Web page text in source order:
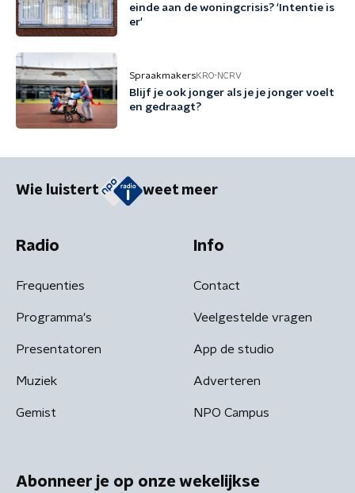
einde aan de woningcrisis? 'Intentie is
er'
SpraakmakersKRO-NCRV
Blijf je ook jonger als je je jonger voelt
en gedraagt?
Wie luistert weet meer
Radio
Frequenties
Programma's
Presentatoren
Muziek
Gemist
Info
Contact
Veelgestelde vragen
App de studio
Adverteren
NPO Campus
Abonneer je op onze wekelijkse